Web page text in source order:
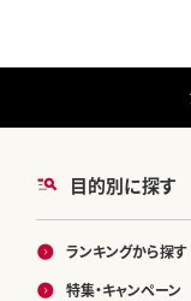
目的別に探す
ランキングから探す
特集・キャンペーン